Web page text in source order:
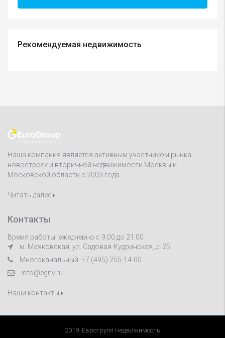
Рекомендуемая недвижимость
Наша компания является активным участником рынка
новостроек и вторичной недвижимости Москвы и
Московской области с 2003 года.
Читать далее
Контакты
Время работы: ежедневно с 9:00 до 21:00
м. Маяковская, ул. Садовая-Кудринская, д. 25
Многоканальный: +7 (495) 255-14-00
info@egnv.ru
Наши контакты
2019. Еврогрупп Недвижимость